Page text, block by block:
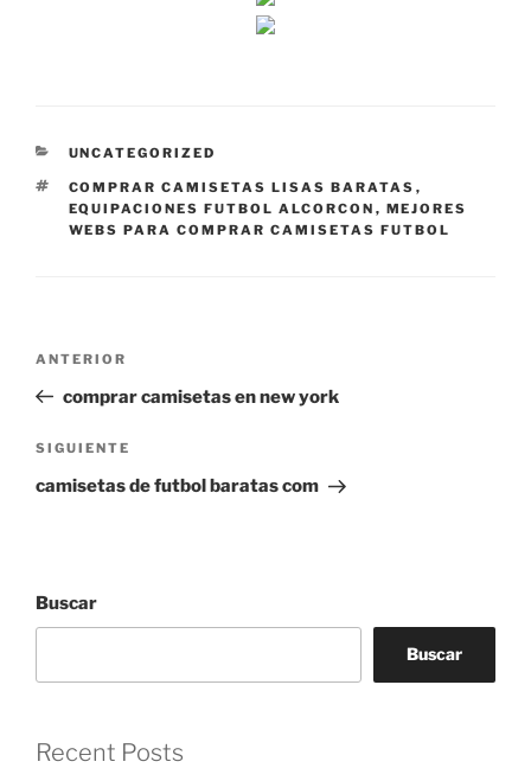
CATEGORÍAS
UNCATEGORIZED
ETIQUETAS
COMPRAR CAMISETAS LISAS BARATAS ,
EQUIPACIONES FUTBOL ALCORCON , MEJORES
WEBS PARA COMPRAR CAMISETAS FUTBOL
Navegación
entradas
Entrada
anterior:
ANTERIOR
comprar camisetas en new york
Siguiente
entrada
SIGUIENTE
camisetas de futbol baratas com
Buscar
Buscar
Recent Posts